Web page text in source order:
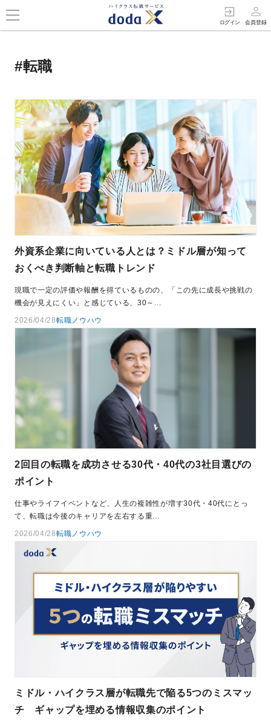
exit_to_app
ログイン
person_outline
会員登録
#転職
外資系企業に向いている人とは？ミドル層が知って
おくべき判断軸と転職トレンド
現職で一定の評価や報酬を得ているものの、「この先に成長や挑戦の
機会が見えにくい」と感じている、30～...
2026/04/28転職ノウハウ
2回目の転職を成功させる30代・40代の3社目選びの
ポイント
仕事やライフイベントなど、人生の複雑性が増す30代・40代にとっ
て、転職は今後のキャリアを左右する重...
2026/04/28転職ノウハウ
ミドル・ハイクラス層が転職先で陥る5つのミスマッ
チ ギャップを埋める情報収集のポイント